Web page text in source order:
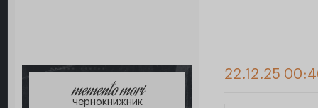
memento mori
чернокнижник
22.12.25